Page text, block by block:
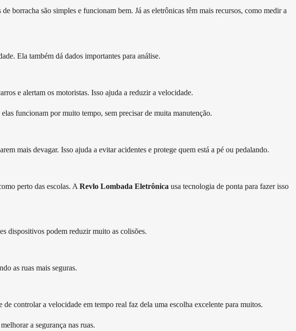
borracha são simples e funcionam bem. Já as eletrônicas têm mais recursos, como medir a
Ela também dá dados importantes para análise.
e alertam os motoristas. Isso ajuda a reduzir a velocidade.
funcionam por muito tempo, sem precisar de muita manutenção.
mais devagar. Isso ajuda a evitar acidentes e protege quem está a pé ou pedalando.
perto das escolas. A Revlo Lombada Eletrônica usa tecnologia de ponta para fazer isso
dispositivos podem reduzir muito as colisões.
as ruas mais seguras.
controlar a velocidade em tempo real faz dela uma escolha excelente para muitos.
a segurança nas ruas.